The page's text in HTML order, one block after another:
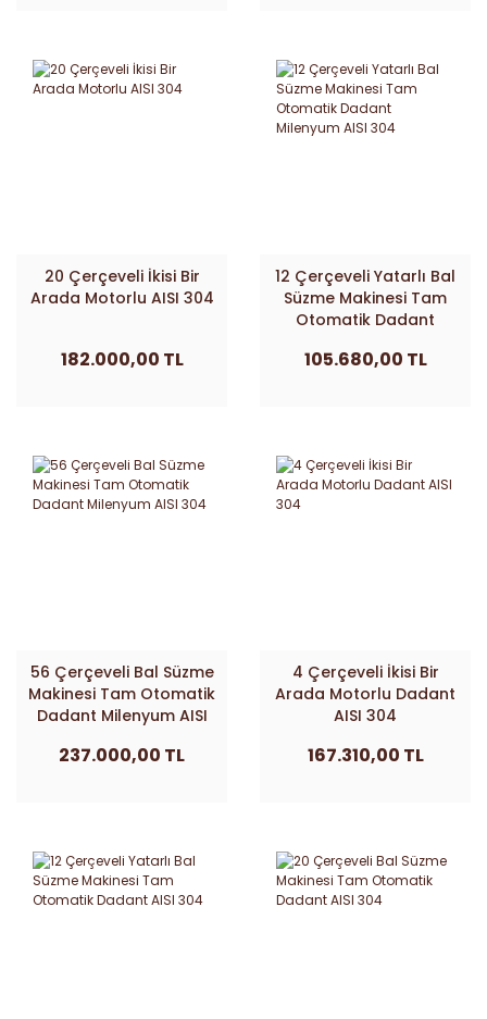
20 Çerçeveli İkisi Bir
Arada Motorlu AISI 304
182.000,00 TL
12 Çerçeveli Yatarlı Bal
Süzme Makinesi Tam
Otomatik Dadant
105.680,00 TL
56 Çerçeveli Bal Süzme
Makinesi Tam Otomatik
Dadant Milenyum AISI
237.000,00 TL
4 Çerçeveli İkisi Bir
Arada Motorlu Dadant
AISI 304
167.310,00 TL